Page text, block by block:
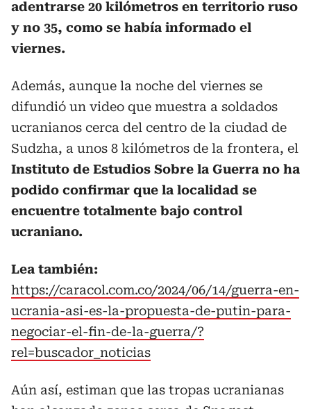
adentrarse 20 kilómetros en territorio ruso
y no 35, como se había informado el
viernes.
Además, aunque la noche del viernes se
difundió un video que muestra a soldados
ucranianos cerca del centro de la ciudad de
Sudzha, a unos 8 kilómetros de la frontera, el
Instituto de Estudios Sobre la Guerra no ha
podido confirmar que la localidad se
encuentre totalmente bajo control
ucraniano.
Lea también:
https://caracol.com.co/2024/06/14/guerra-en-
ucrania-asi-es-la-propuesta-de-putin-para-
negociar-el-fin-de-la-guerra/?
rel=buscador_noticias
Aún así, estiman que las tropas ucranianas